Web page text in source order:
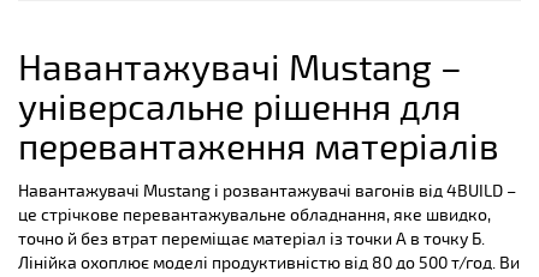
Навантажувачі Mustang –
універсальне рішення для
перевантаження матеріалів
Навантажувачі Mustang і розвантажувачі вагонів від 4BUILD –
це стрічкове перевантажувальне обладнання, яке швидко,
точно й без втрат переміщає матеріал із точки А в точку Б.
Лінійка охоплює моделі продуктивністю від 80 до 500 т/год. Ви